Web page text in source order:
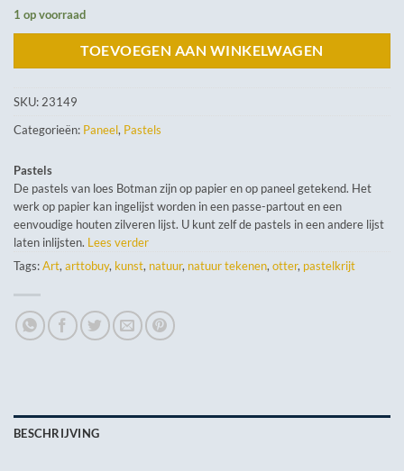
1 op voorraad
TOEVOEGEN AAN WINKELWAGEN
SKU: 23149
Categorieën: Paneel, Pastels
Pastels
De pastels van loes Botman zijn op papier en op paneel getekend. Het
werk op papier kan ingelijst worden in een passe-partout en een
eenvoudige houten zilveren lijst. U kunt zelf de pastels in een andere lijst
laten inlijsten. Lees verder
Tags:Art, arttobuy, kunst, natuur, natuur tekenen, otter, pastelkrijt
BESCHRIJVING